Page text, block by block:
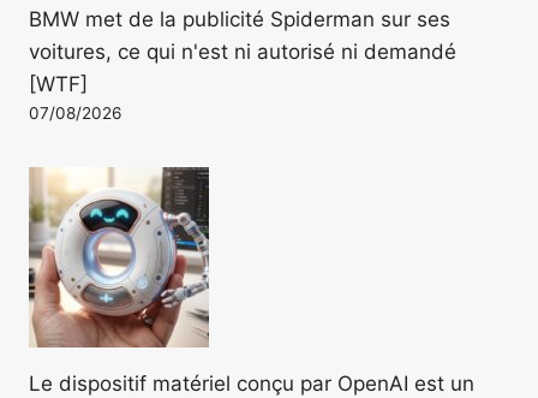
BMW met de la publicité Spiderman sur ses
voitures, ce qui n'est ni autorisé ni demandé
[WTF]
07/08/2026
Le dispositif matériel conçu par OpenAI est un